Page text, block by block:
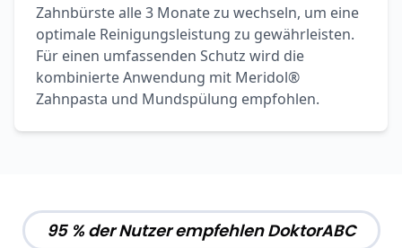
Zahnbürste alle 3 Monate zu wechseln, um eine
optimale Reinigungsleistung zu gewährleisten.
Für einen umfassenden Schutz wird die
kombinierte Anwendung mit Meridol®
Zahnpasta und Mundspülung empfohlen.
95 % der Nutzer empfehlen DoktorABC